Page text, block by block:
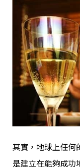
其實，地球上任何
是建立在能夠成功